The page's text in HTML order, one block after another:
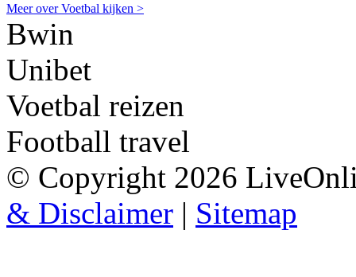
Meer over Voetbal kijken >
Bwin
Unibet
Voetbal reizen
Football travel
© Copyright 2026
& Disclaimer | Sitemap